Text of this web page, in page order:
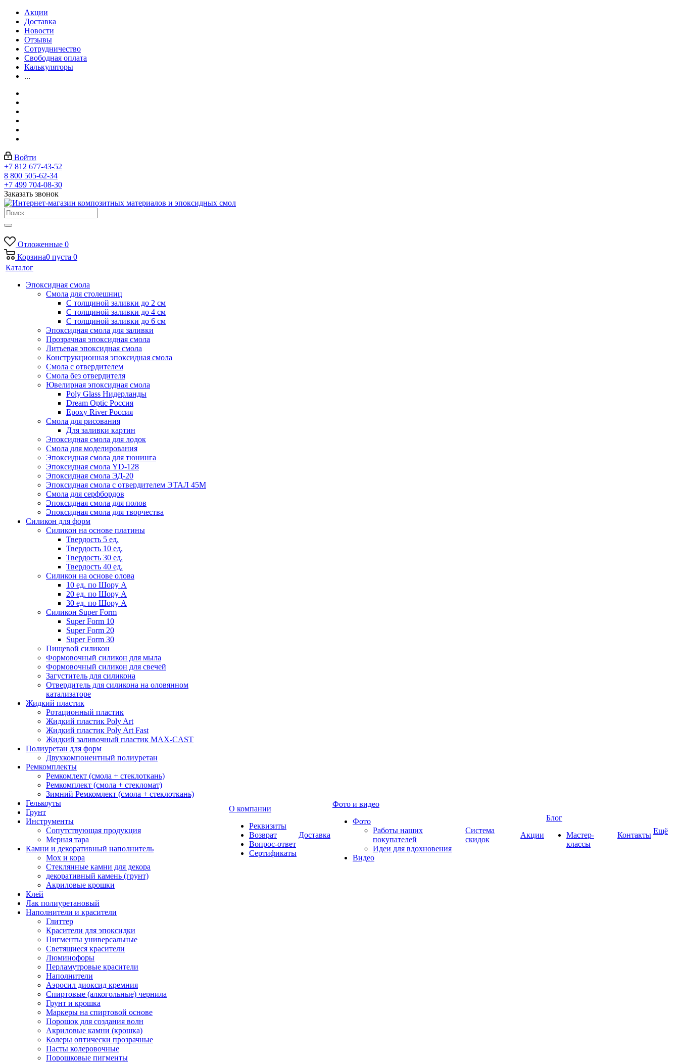
Акции
Доставка
Новости
Отзывы
Сотрудничество
Свободная оплата
Калькуляторы
...
Войти
+7 812 677-43-52
8 800 505-62-34
+7 499 704-08-30
Заказать звонок
Отложенные 0
Корзина0 пуста 0
Каталог
Эпоксидная смола
Смола для столешниц
С толщиной заливки до 2 см
С толщиной заливки до 4 см
С толщиной заливки до 6 см
Эпоксидная смола для заливки
Прозрачная эпоксидная смола
Литьевая эпоксидная смола
Конструкционная эпоксидная смола
Смола с отвердителем
Смола без отвердителя
Ювелирная эпоксидная смола
Poly Glass Нидерланды
Dream Optic Россия
Epoxy River Россия
Смола для рисования
Для заливки картин
Эпоксидная смола для лодок
Смола для моделирования
Эпоксидная смола для тюнинга
Эпоксидная смола YD-128
Эпоксидная смола ЭД-20
Эпоксидная смола с отвердителем ЭТАЛ 45М
Смола для серфбордов
Эпоксидная смола для полов
Эпоксидная смола для творчества
Силикон для форм
Силикон на основе платины
Твердость 5 ед.
Твердость 10 ед.
Твердость 30 ед.
Твердость 40 ед.
Силикон на основе олова
10 ед. по Шору А
20 ед. по Шору А
30 ед. по Шору А
Силикон Super Form
Super Form 10
Super Form 20
Super Form 30
Пищевой силикон
Формовочный силикон для мыла
Формовочный силикон для свечей
Загуститель для силикона
Отвердитель для силикона на оловянном
катализаторе
Жидкий пластик
Ротационный пластик
Жидкий пластик Poly Art
Жидкий пластик Poly Art Fast
Жидкий заливочный пластик MAX-CAST
Полиуретан для форм
Двухкомпонентный полиуретан
Ремкомплекты
Ремкомлект (смола + стеклоткань)
Ремкомплект (смола + стекломат)
Зимний Ремкомлект (смола + стеклоткань)
Гелькоуты
Грунт
Инструменты
Сопутствующая продукция
Мерная тара
Камни и декоративный наполнитель
Мох и кора
Стеклянные камни для декора
декоративный камень (грунт)
Акриловые крошки
Клей
Лак полиуретановый
Наполнители и красители
Глиттер
Красители для эпоксидки
Пигменты универсальные
Светящиеся красители
Люминофоры
Перламутровые красители
Наполнители
Аэросил диоксид кремния
Спиртовые (алкогольные) чернила
Грунт и крошка
Маркеры на спиртовой основе
Порошок для создания волн
Акриловые камни (крошка)
Колеры оптически прозрачные
Пасты колеровочные
Порошковые пигменты
О компании
Реквизиты
Возврат
Вопрос-ответ
Сертификаты
Доставка
Фото и видео
Фото
Работы наших
покупателей
Идеи для вдохновения
Видео
Система
скидок
Акции
Блог
Мастер-
классы
Контакты Ещё